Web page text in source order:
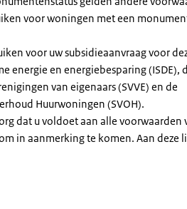
voor woningen met een
voor uw subsidieaanvraag voor
energie en energiebesparing (ISDE),
van eigenaars (SVVE) en de
Huurwoningen (SVOH).
dat u voldoet aan alle voorwaarden
in aanmerking te komen. Aan deze